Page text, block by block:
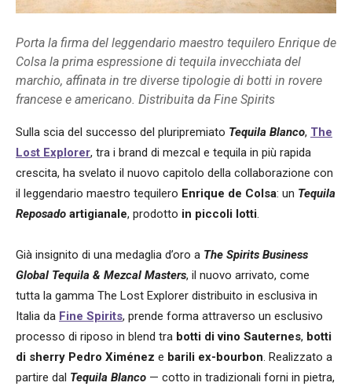
Porta la firma del leggendario maestro tequilero Enrique de
Colsa la prima espressione di tequila invecchiata del
marchio, affinata in tre diverse tipologie di botti in rovere
francese e americano. Distribuita da Fine Spirits
Sulla scia del successo del pluripremiato Tequila Blanco, The
Lost Explorer, tra i brand di mezcal e tequila in più rapida
crescita, ha svelato il nuovo capitolo della collaborazione con
il leggendario maestro tequilero Enrique de Colsa: un Tequila
Reposado artigianale, prodotto in piccoli lotti.
Già insignito di una medaglia d’oro a The Spirits Business
Global Tequila & Mezcal Masters, il nuovo arrivato, come
tutta la gamma The Lost Explorer distribuito in esclusiva in
Italia da Fine Spirits, prende forma attraverso un esclusivo
processo di riposo in blend tra botti di vino Sauternes, botti
di sherry Pedro Ximénez e barili ex-bourbon. Realizzato a
partire dal Tequila Blanco — cotto in tradizionali forni in pietra,